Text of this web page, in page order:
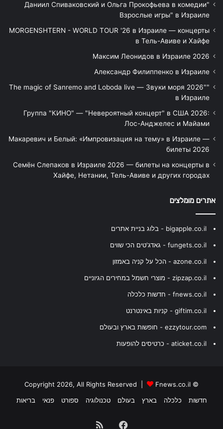
"Даниил Спиваковский и Ольга Прокофьева в комедии
Взрослые игры" в Израиле
MORGENSHTERN - WORLD TOUR '26 в Израиле — концерты
в Тель-Авиве и Хайфе
Максим Леонидов в Израиле 2026
Александр Филиппенко в Израиле
"The magic of Sanremo and Loboda live — Звуки моря 2026"
в Израиле
Группа "КИНО" — "Невероятный концерт" в США 2026:
Лос-Анджелес и Майами
Макаревич и Белый: «Импровизация на тему» в Израиле —
билеты 2026
Семён Слепаков в Израиле 2026 — билеты на концерты в
Хайфе, Нетании, Тель-Авиве и других городах
אתרים מומלצים
bigapple.co.il - בלוג בניית אתרים
fungets.co.il - גאדג'טים הכי שווים
azone.co.il - הכל על קניה באמזון
zipzap.co.il - מוצרי חשמל במחירים הגיוניים
fnews.co.il - חדשות כלכלה
giftim.co.il - קניות באינטרנט
ezzytour.com - חופשות בארץ ובעולם
aticket.co.il - כרטיסים להופעות
© Copyright 2026, All Rights Reserved |
Fnews.co.il
חדשות
כלכלה בארץ בעולם טכנולוגיה ספורט פנאי בריאות
Facebook